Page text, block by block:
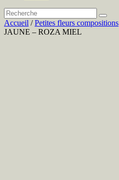
Accueil /Petites fleurs compositions
JAUNE – ROZA MIEL